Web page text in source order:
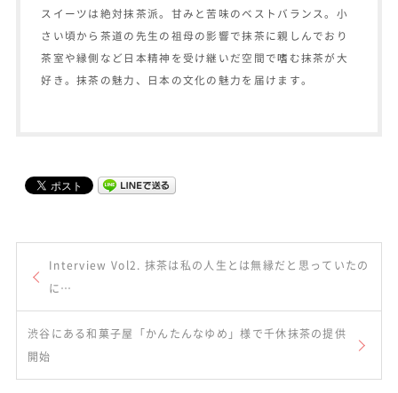
スイーツは絶対抹茶派。甘みと苦味のベストバランス。小
さい頃から茶道の先生の祖母の影響で抹茶に親しんでおり
茶室や縁側など日本精神を受け継いだ空間で嗜む抹茶が大
好き。抹茶の魅力、日本の文化の魅力を届けます。
Interview Vol2. 抹茶は私の人生とは無縁だと思っていたの
に…
渋谷にある和菓子屋「かんたんなゆめ」様で千休抹茶の提供
開始